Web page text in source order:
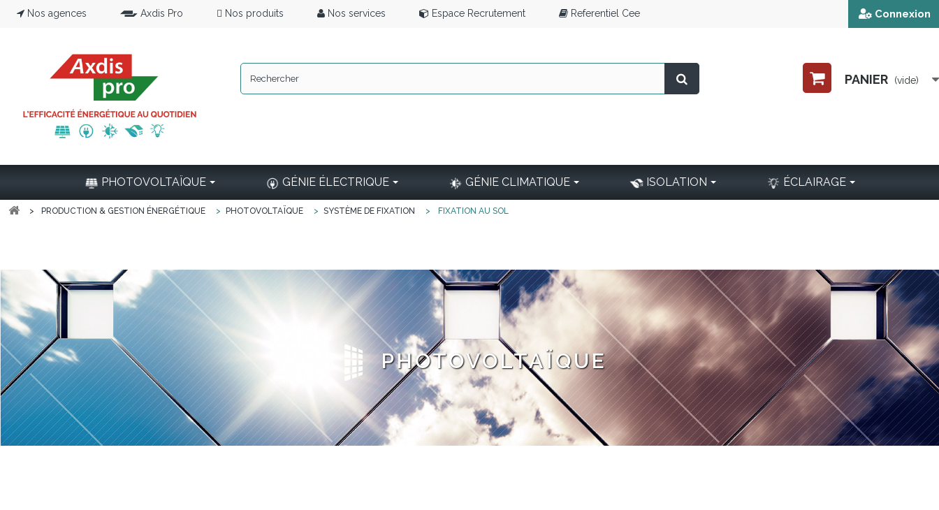
Nos agences Axdis Pro Nos produits Nos services Espace Recrutement Referentiel Cee Connexion
PANIER (vide)
PHOTOVOLTAÏQUE GÉNIE ÉLECTRIQUE GÉNIE CLIMATIQUE ISOLATION ÉCLAIRAGE
> PRODUCTION & GESTION ÉNERGÉTIQUE > PHOTOVOLTAÏQUE > SYSTÈME DE FIXATION > FIXATION AU SOL
PHOTOVOLTAÏQUE